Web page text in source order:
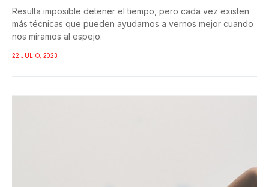
Resulta imposible detener el tiempo, pero cada vez existen
más técnicas que pueden ayudarnos a vernos mejor cuando
nos miramos al espejo.
22 JULIO, 2023